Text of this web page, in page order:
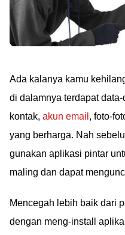
Ada kalanya kamu
di dalamnya terdapat
kontak, akun email , foto-
yang berharga. Nah
gunakan aplikasi pintar
maling dan dapat
Mencegah lebih baik dari
dengan meng-install